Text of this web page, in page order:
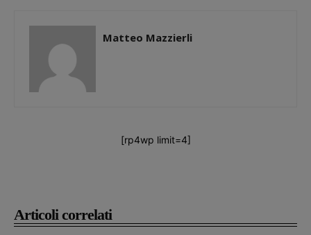
Articoli correlati
Matteo Mazzierli
[rp4wp limit=4]